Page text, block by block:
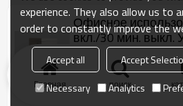
Офисное
вкл./30 мин. выкл.
бумаги для карт
способен измельчать
или мятой бумаги и т.д.
модель:СП1025
Главная поиск
experience. They also allow us to
order to constantly improve the
Accept all Accept
Necessary
Analytics